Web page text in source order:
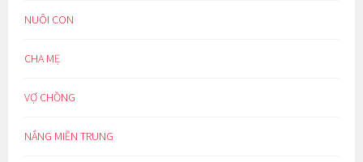
NUÔI CON
CHA MẸ
VỢ CHỒNG
NẮNG MIỀN TRUNG